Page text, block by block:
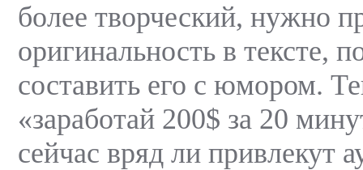
более творческий, нужно
оригинальность в тексте,
составить его с юмором.
«заработай 200$ за 20
сейчас вряд ли привлекут